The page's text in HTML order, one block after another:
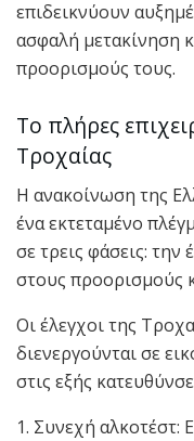
επιδεικνύουν
ασφαλή μετακίνηση
προορισμούς τους.
Το πλήρες
Τροχαίας
Η ανακοίνωση της
ένα εκτεταμένο
σε τρεις φάσεις: την
στους προορισμούς
Οι έλεγχοι της
διενεργούνται σε
στις εξής
1. Συνεχή αλκοτέστ: